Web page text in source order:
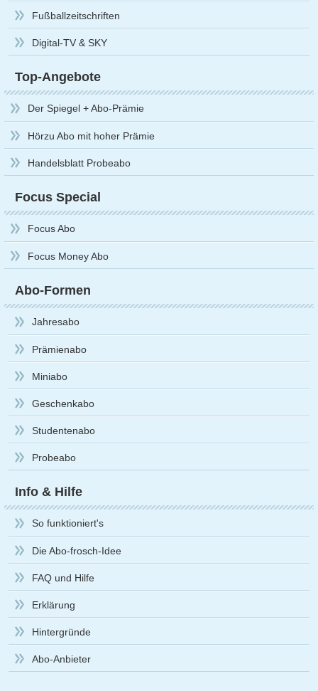
Fußballzeitschriften
Digital-TV & SKY
Top-Angebote
Der Spiegel + Abo-Prämie
Hörzu Abo mit hoher Prämie
Handelsblatt Probeabo
Focus Special
Focus Abo
Focus Money Abo
Abo-Formen
Jahresabo
Prämienabo
Miniabo
Geschenkabo
Studentenabo
Probeabo
Info & Hilfe
So funktioniert's
Die Abo-frosch-Idee
FAQ und Hilfe
Erklärung
Hintergründe
Abo-Anbieter